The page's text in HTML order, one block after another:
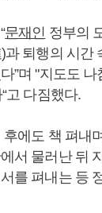
문재인 정부의
과 퇴행의 시간
”며 "지도도 나
고 다짐했다.
에도 책 펴내
서 물러난 뒤
를 펴내는 등